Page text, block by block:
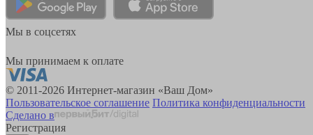
Мы в соцсетях
Мы принимаем к оплате
© 2011-2026 Интернет-магазин «Ваш Дом»
Пользовательское соглашение Политика конфиденциальности
Сделано в
Регистрация